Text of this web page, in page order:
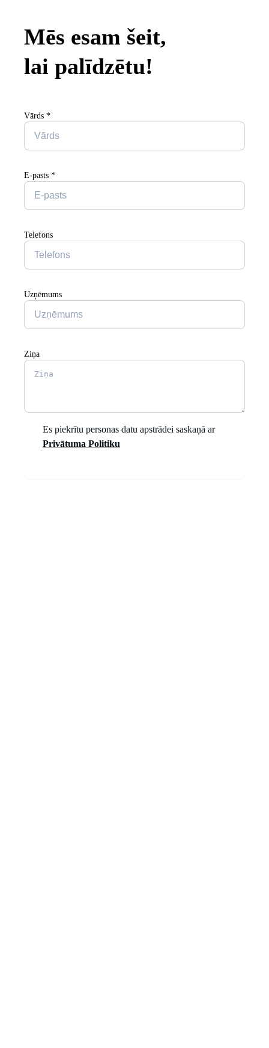
Mēs esam šeit,
lai palīdzētu!
Vārds *
E-pasts *
Telefons
Uzņēmums
Ziņa
Es piekrītu personas datu apstrādei saskaņā ar
Privātuma Politiku